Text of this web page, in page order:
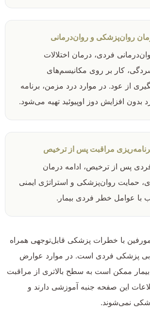
روان‌پزشکی و روان‌درمانی
فردی، درمان اختلالات
کار بر روی مکانیسم‌های
از عود. در موارد درد مزمن، برنامه
بدون افزایش دوز اوپیوئید تهیه می‌شود.
مراقبت پس از ترخیص
فردی پس از ترخیص، ادامه درمان
حمایت روان‌پزشکی و استراتژی ایمنی
با عوامل خطر فردی بیمار.
با خطرات پزشکی قابل‌توجهی همراه
پزشکی فردی است. در موارد عوارض
بیمار ممکن است به سطح بالاتری از مراقبت
این صفحه جنبه آموزشی دارند و
نمی‌شوند.